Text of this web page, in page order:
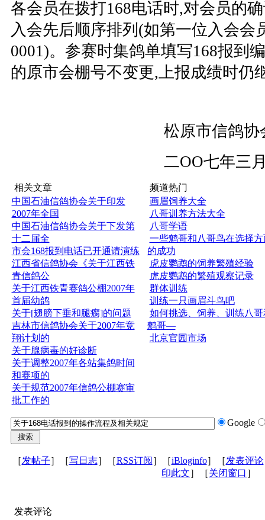
各会员在拨打168电话时,对会员的
入会先后顺序排列(如第一位入会会
0001)。参赛时集鸽单填写168报到
的原市会棚号不变更,上报成绩时仍
松原市信鸽协
二OO七年三月十
相关文章
中国石油信鸽协会关于印发
2007年全国
中国石油信鸽协会关于下发第
十二届全
市会168报到电话已开通请演练
江西省信鸽协会《关于江西铁
青信鸽公
关于江西铁青赛鸽公棚2007年
首届幼鸽
关于[翅膀下垂和腿瘸]的问题
吉林市信鸽协会关于2007年竞
翔计划的
关于腺病毒的好诊断
关于调整2007年各站集鸽时间
和赛项的
关于规范2007年信鸽公棚赛审
批工作的
频道热门
画眉饲养大全
八哥训养方法大全
八哥学语
一些鹩哥和八哥鸟在选择方
的成功
虎皮鹦鹉的饲养繁殖经验
虎皮鹦鹉的繁殖观察记录
群体训练
训练一只画眉斗鸟吧
如何挑选、饲养、训练八哥
鹩哥—
北京官园市场
Google
［发帖子］［写日志］［RSS订阅 ］［iBloginfo］［发表评论
印此文］［关闭窗口 ］
发表评论